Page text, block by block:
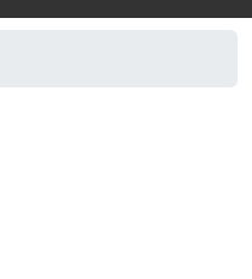
Solitar groups on